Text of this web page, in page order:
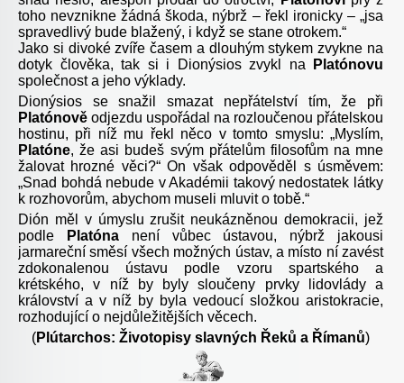
toho nevznikne žádná škoda, nýbrž – řekl ironicky – „jsa
spravedlivý bude blažený, i když se stane otrokem.“
Jako si divoké zvíře časem a dlouhým stykem zvykne na
dotyk člověka, tak si i Dionýsios zvykl na
Platónovu
společnost a jeho výklady.
Dionýsios se snažil smazat nepřátelství tím, že při
Platónově odjezdu uspořádal na rozloučenou přátelskou
hostinu, při níž mu řekl něco v tomto smyslu: „Myslím,
Platóne, že asi budeš svým přátelům filosofům na mne
žalovat hrozné věci?“ On však odpověděl s úsměvem:
„Snad bohdá nebude v Akadémii takový nedostatek látky
k rozhovorům, abychom museli mluvit o tobě.“
Dión měl v úmyslu zrušit neukázněnou demokracii, jež
podle
Platónanení vůbec ústavou, nýbrž jakousi
jarmareční směsí všech možných ústav, a místo ní zavést
zdokonalenou ústavu podle vzoru spartského a
krétského, v níž by byly sloučeny prvky lidovlády a
království a v níž by byla vedoucí složkou aristokracie,
rozhodující o nejdůležitějších věcech.
(Plútarchos: Životopisy slavných Řeků a Římanů)